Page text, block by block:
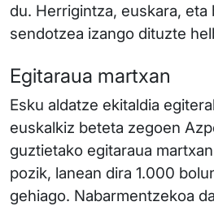
du. Herrigintza, euskara, eta
sendotzea izango dituzte
Egitaraua martxan
Esku aldatze ekitaldia
euskalkiz beteta zegoen
guztietako egitaraua
pozik, lanean dira 1.000
gehiago. Nabarmentzekoa